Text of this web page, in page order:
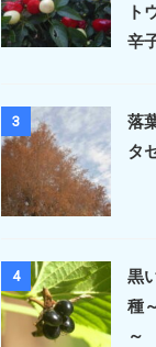
ト
辛
3
落
タ
4
黒
種
～